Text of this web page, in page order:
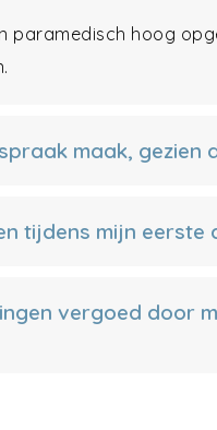
paramedisch hoog
maak, gezien
tijdens mijn eerste
vergoed door